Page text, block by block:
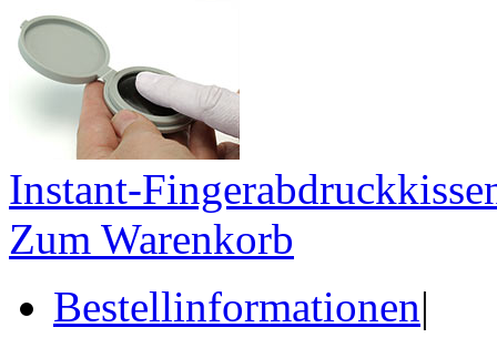
Instant-
Zum Warenkorb
Bestellinformationen|